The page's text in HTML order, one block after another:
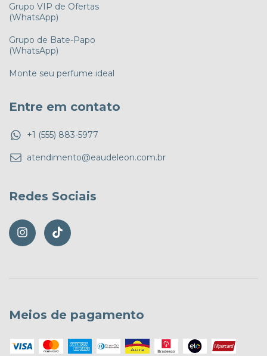
Grupo VIP de Ofertas
(WhatsApp)
Grupo de Bate-Papo
(WhatsApp)
Monte seu perfume ideal
Entre em contato
+1 (555) 883-5977
atendimento@eaudeleon.com.br
Redes Sociais
Meios de pagamento